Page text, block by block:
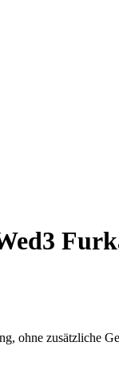
ohne zusätzliche